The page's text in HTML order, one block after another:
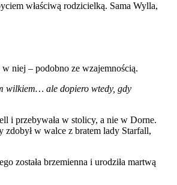
właściwą rodzicielką. Sama Wylla,
niej – podobno ze wzajemnością.
wilkiem… ale dopiero wtedy, gdy
i przebywała w stolicy, a nie w Dorne.
w walce z bratem lady Starfall,
została brzemienna i urodziła martwą